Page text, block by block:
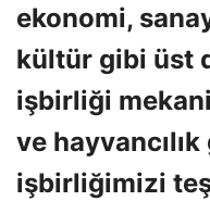
ekonomi,
kültür gibi üst
işbirliği
ve
işbirliğimizi